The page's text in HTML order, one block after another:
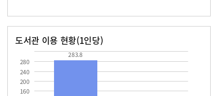
도서관 이용 현황(1인당)
160
200
240
280
283.8